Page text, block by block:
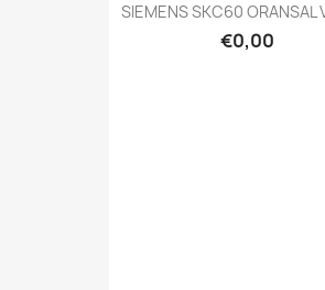
SIEMENS SKC60 ORANSAL
€0,00